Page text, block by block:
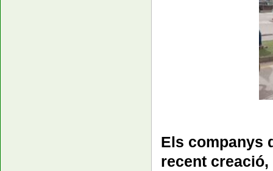
Els companys
recent